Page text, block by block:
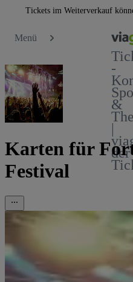
Tickets im Weiterverkauf
Menü
-
&
|
der
Karten für
Festival